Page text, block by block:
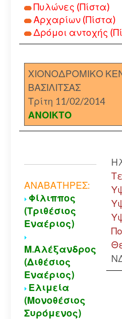
Πυλώνες (Πίστα)
Αρχαρίων (Πίστα)
Δρόμοι αντοχής
ΧΙΟΝΟΔΡΟΜΙΚΟ
ΒΑΣΙΛΙΤΣΑΣ
Τρίτη 11/02/2014
ΑΝΟΙΚΤΟ
ΑΝΑΒΑΤΗΡΕΣ:
Φίλιππος
(Τριθέσιος
Εναέριος)
Μ.Αλέξανδρος
(Διθέσιος
Εναέριος)
Ελιμεία
(Μονοθέσιος
Συρόμενος)